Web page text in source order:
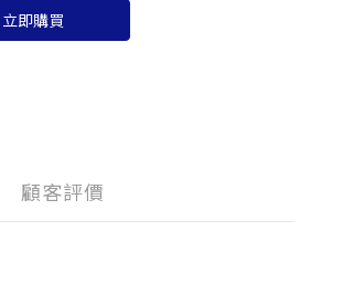
立即購買
顧客評價